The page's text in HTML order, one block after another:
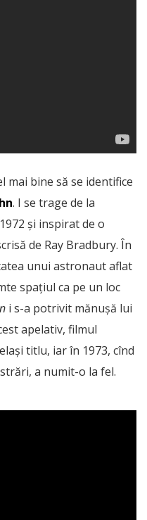
mai bine să se identifice
. I se trage de la
și inspirat de o
de Ray Bradbury. În
unui astronaut aflat
spațiul ca pe un loc
i s-a potrivit mănușă lui
apelativ, filmul
titlu, iar în 1973, cînd
a numit-o la fel.